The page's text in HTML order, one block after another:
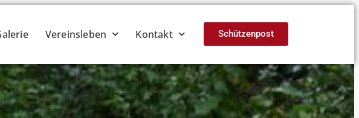
Vereinsleben Kontakt Schützenpost